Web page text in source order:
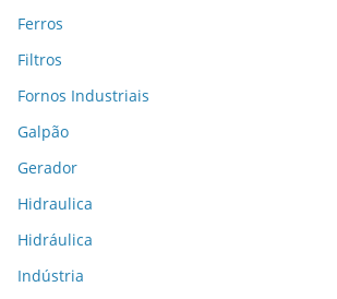
Ferros
Filtros
Fornos Industriais
Galpão
Gerador
Hidraulica
Hidráulica
Indústria